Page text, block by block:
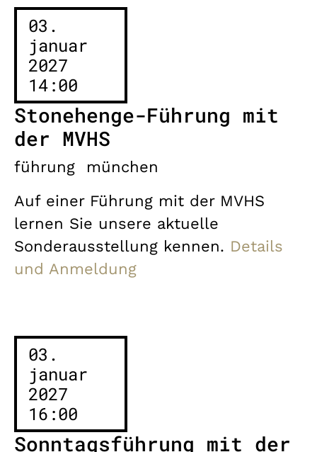
03.
januar
2027
14:00
Stonehenge-Führung mit
der MVHS
führung
münchen
Auf einer Führung mit der MVHS
lernen Sie unsere aktuelle
Sonderausstellung kennen. Details
und Anmeldung
03.
januar
2027
16:00
Sonntagsführung mit der